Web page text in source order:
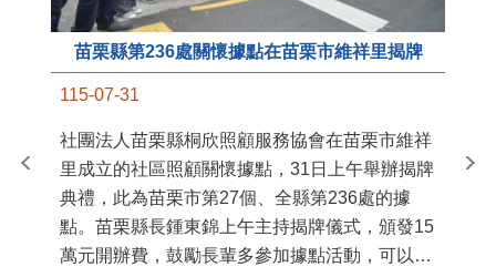
苗栗縣第236處關懷據點在苗栗市維祥里揭牌
115-07-31
社團法人苗栗縣桐欣照顧服務協會在苗栗市維祥
里成立的社區照顧關懷據點，31日上午舉辦揭牌
典禮，此為苗栗市第27個、全縣第236處的據
點。苗栗縣長鍾東錦上午主持揭牌儀式，頒發15
萬元開辦費，鼓勵長輩多參加據點活動，可以更
苗